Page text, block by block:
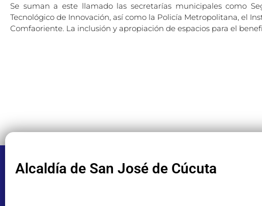
Se suman a este llamado las secretarías municipales como
Tecnológico de Innovación, así como la Policía Metropolitana, el
Comfaoriente. La inclusión y apropiación de espacios para el
Alcaldía de San José de Cúcuta